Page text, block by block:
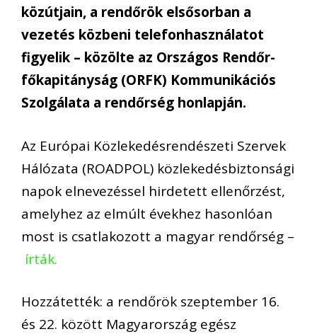
közútjain, a rendőrök elsősorban a
vezetés közbeni telefonhasználatot
figyelik – közölte az Országos Rendőr-
főkapitányság (ORFK) Kommunikációs
Szolgálata a rendőrség honlapján.
Az Európai Közlekedésrendészeti Szervek
Hálózata (ROADPOL) közlekedésbiztonsági
napok elnevezéssel hirdetett ellenőrzést,
amelyhez az elmúlt évekhez hasonlóan
most is csatlakozott a magyar rendőrség –
írták.
Hozzátették: a rendőrök szeptember 16.
és 22. között Magyarország egész